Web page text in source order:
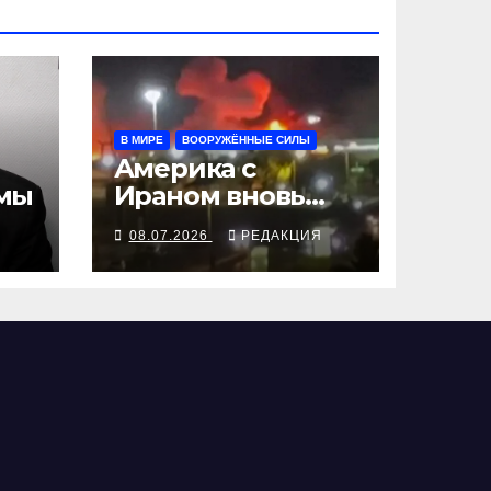
В МИРЕ ВООРУЖЁННЫЕ СИЛЫ
Америка с
Ираном вновь
обмениваются
воздушными
ударами
08.07.2026 РЕДАКЦИЯ